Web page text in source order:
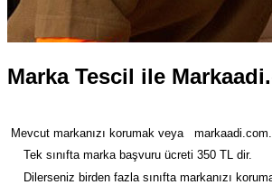
Marka Tescil ile
Mevcut markanızı korumak veya
Tek sınıfta marka başvuru ücreti 350 TL dir.
Dilerseniz birden fazla sınıfta markanızı